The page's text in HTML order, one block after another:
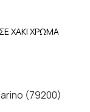
ΧΑΚΙ ΧΡΩΜΑ